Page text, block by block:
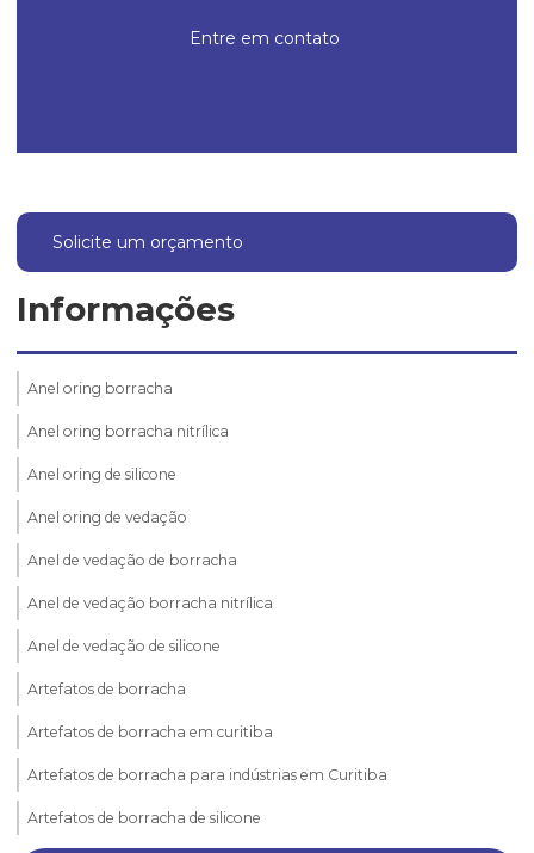
Entre em contato
Solicite um orçamento
Informações
Anel oring borracha
Anel oring borracha nitrílica
Anel oring de silicone
Anel oring de vedação
Anel de vedação de borracha
Anel de vedação borracha nitrílica
Anel de vedação de silicone
Artefatos de borracha
Artefatos de borracha em curitiba
Artefatos de borracha para indústrias em Curitiba
Artefatos de borracha de silicone